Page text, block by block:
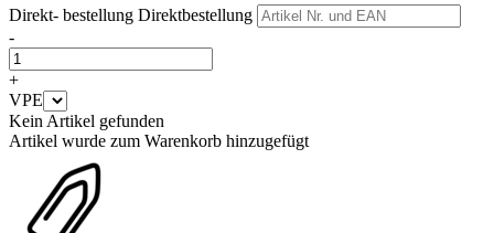
Direkt- bestellung Direktbestellung
-
+
VPE
Kein Artikel gefunden
Artikel wurde zum Warenkorb hinzugefügt